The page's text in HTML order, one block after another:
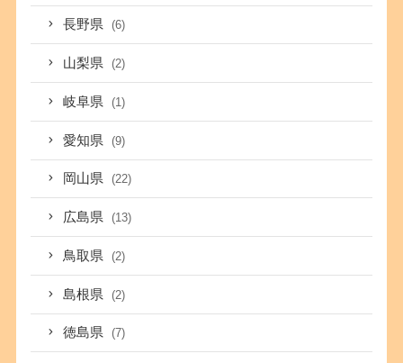
長野県 (6)
山梨県 (2)
岐阜県 (1)
愛知県 (9)
岡山県 (22)
広島県 (13)
鳥取県 (2)
島根県 (2)
徳島県 (7)